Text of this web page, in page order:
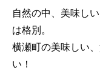
自然の中、美味し
は格別。
横瀬町の美味しい
い！